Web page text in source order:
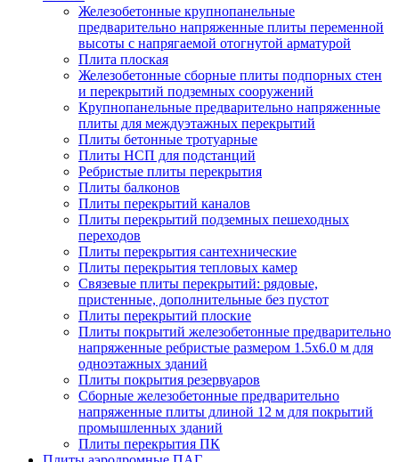
Железобетонные крупнопанельные
предварительно напряженные плиты переменной
высоты с напрягаемой отогнутой арматурой
Плита плоская
Железобетонные сборные плиты подпорных стен
и перекрытий подземных сооружений
Крупнопанельные предварительно напряженные
плиты для междуэтажных перекрытий
Плиты бетонные тротуарные
Плиты НСП для подстанций
Ребристые плиты перекрытия
Плиты балконов
Плиты перекрытий каналов
Плиты перекрытий подземных пешеходных
переходов
Плиты перекрытия сантехнические
Плиты перекрытия тепловых камер
Связевые плиты перекрытий: рядовые,
пристенные, дополнительные без пустот
Плиты перекрытий плоские
Плиты покрытий железобетонные предварительно
напряженные ребристые размером 1.5х6.0 м для
одноэтажных зданий
Плиты покрытия резервуаров
Сборные железобетонные предварительно
напряженные плиты длиной 12 м для покрытий
промышленных зданий
Плиты перекрытия ПК